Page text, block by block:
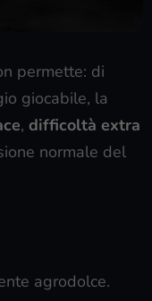
permette: di
giocabile, la
, difficoltà extra
normale del
agrodolce.